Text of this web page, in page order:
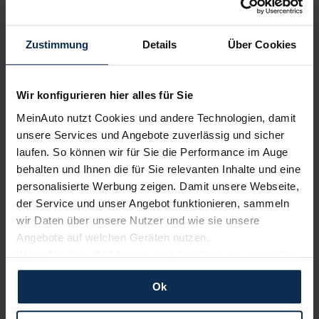
Zustimmung Details Über Cookies
Wir konfigurieren hier alles für Sie
MeinAuto nutzt Cookies und andere Technologien, damit
unsere Services und Angebote zuverlässig und sicher
laufen. So können wir für Sie die Performance im Auge
behalten und Ihnen die für Sie relevanten Inhalte und eine
personalisierte Werbung zeigen. Damit unsere Webseite,
der Service und unser Angebot funktionieren, sammeln
wir Daten über unsere Nutzer und wie sie unsere
Angebote auf welchen Geräten nutzen.
Wenn Sie das „OK“ finden, sind Sie damit einverstanden
und erlauben uns Cookies für unseren Service zu
verwenden und diese Daten an Dritte weiterzugeben,
etwa an unsere Marketingpartner. Falls Sie dem nicht
Ok
Volvo Renault
KIA BMW